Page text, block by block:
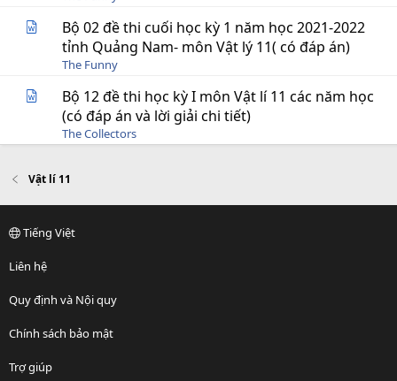
Bộ 02 đề thi cuối học kỳ 1 năm học 2021-2022
tỉnh Quảng Nam- môn Vật lý 11( có đáp án)
The Funny
Bộ 12 đề thi học kỳ I môn Vật lí 11 các năm học
(có đáp án và lời giải chi tiết)
The Collectors
Vật lí 11
Tiếng Việt
Liên hệ
Quy định và Nội quy
Chính sách bảo mật
Trợ giúp